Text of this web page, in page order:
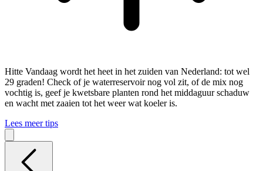
Hitte Vandaag wordt het heet in het zuiden van Nederland: tot wel
29 graden! Check of je waterreservoir nog vol zit, of de mix nog
vochtig is, geef je kwetsbare planten rond het middaguur schaduw
en wacht met zaaien tot het weer wat koeler is.
Lees meer tips